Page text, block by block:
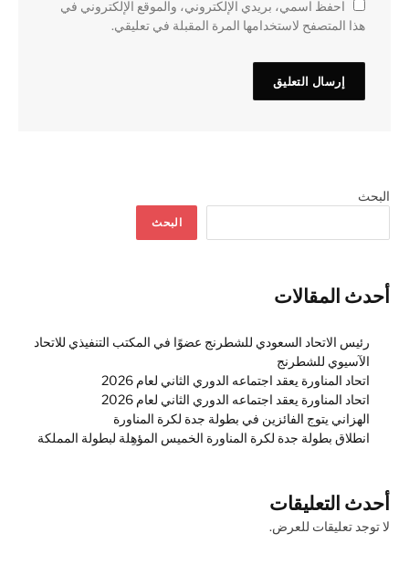
احفظ اسمي، بريدي الإلكتروني، والموقع الإلكتروني في
هذا المتصفح لاستخدامها المرة المقبلة في تعليقي.
البحث
البحث
أحدث المقالات
رئيس الاتحاد السعودي للشطرنج عضوًا في المكتب التنفيذي للاتحاد
الآسيوي للشطرنج
اتحاد المناورة يعقد اجتماعه الدوري الثاني لعام 2026
اتحاد المناورة يعقد اجتماعه الدوري الثاني لعام 2026
الهزاني يتوج الفائزين في بطولة جدة لكرة المناورة
انطلاق بطولة جدة لكرة المناورة الخميس المؤهِلة لبطولة المملكة
أحدث التعليقات
لا توجد تعليقات للعرض.